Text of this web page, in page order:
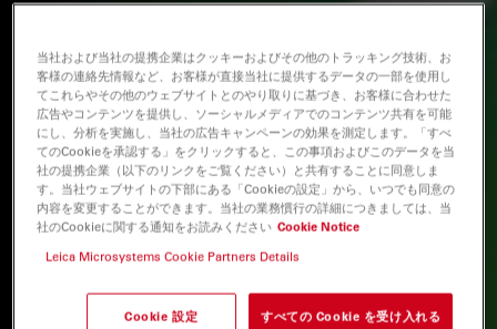
当社および当社の提携企業はクッキーおよびその他のトラッキング技術、お
客様の連絡先情報など、お客様が直接当社に提供するデータの一部を使用し
てこれらやその他のウェブサイトとのやり取りに基づき、お客様に合わせた
広告やコンテンツを提供し、ソーシャルメディアでのコンテンツ共有を可能
にし、分析を実施し、当社の広告キャンペーンの効果を測定します。「すべ
てのCookieを承認する」をクリックすると、この事項およびこのデータを当
社の提携企業（以下のリンクをご覧ください）と共有することに同意しま
す。当社ウェブサイトの下部にある「Cookieの設定」から、いつでも同意の
内容を変更することができます。当社の業務慣行の詳細につきましては、当
社のCookieに関する通知をお読みください Cookie Notice
Leica Microsystems Cookie Partners Details
Cookie 設定 すべての Cookie を受け入れる